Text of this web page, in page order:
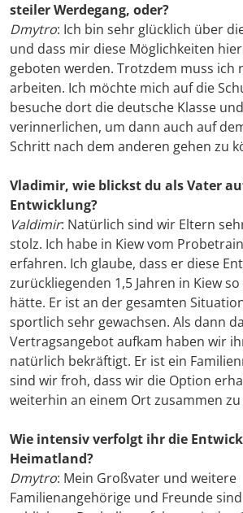
steiler Werdegang, oder?
Dmytro: Ich bin sehr glücklich über
und dass mir diese Möglichkeiten
geboten werden. Trotzdem muss ich
arbeiten. Ich möchte mich auf die
besuche dort die deutsche Klasse
verinnerlichen, um dann auch auf
Schritt nach dem anderen gehen zu
Vladimir, wie blickst du als Vater
Entwicklung?
Valdimir: Natürlich sind wir Eltern
stolz. Ich habe in Kiew vom
erfahren. Ich glaube, dass er diese
zurückliegenden 1,5 Jahren in Kiew
hätte. Er ist an der gesamten
sportlich sehr gewachsen. Als dann
Vertragsangebot aufkam haben wir
natürlich bekräftigt. Er ist ein
sind wir froh, dass wir die Option
weiterhin an einem Ort zusammen zu
Wie intensiv verfolgt ihr die
Heimatland?
Dmytro: Mein Großvater und weitere
Familienangehörige und Freunde